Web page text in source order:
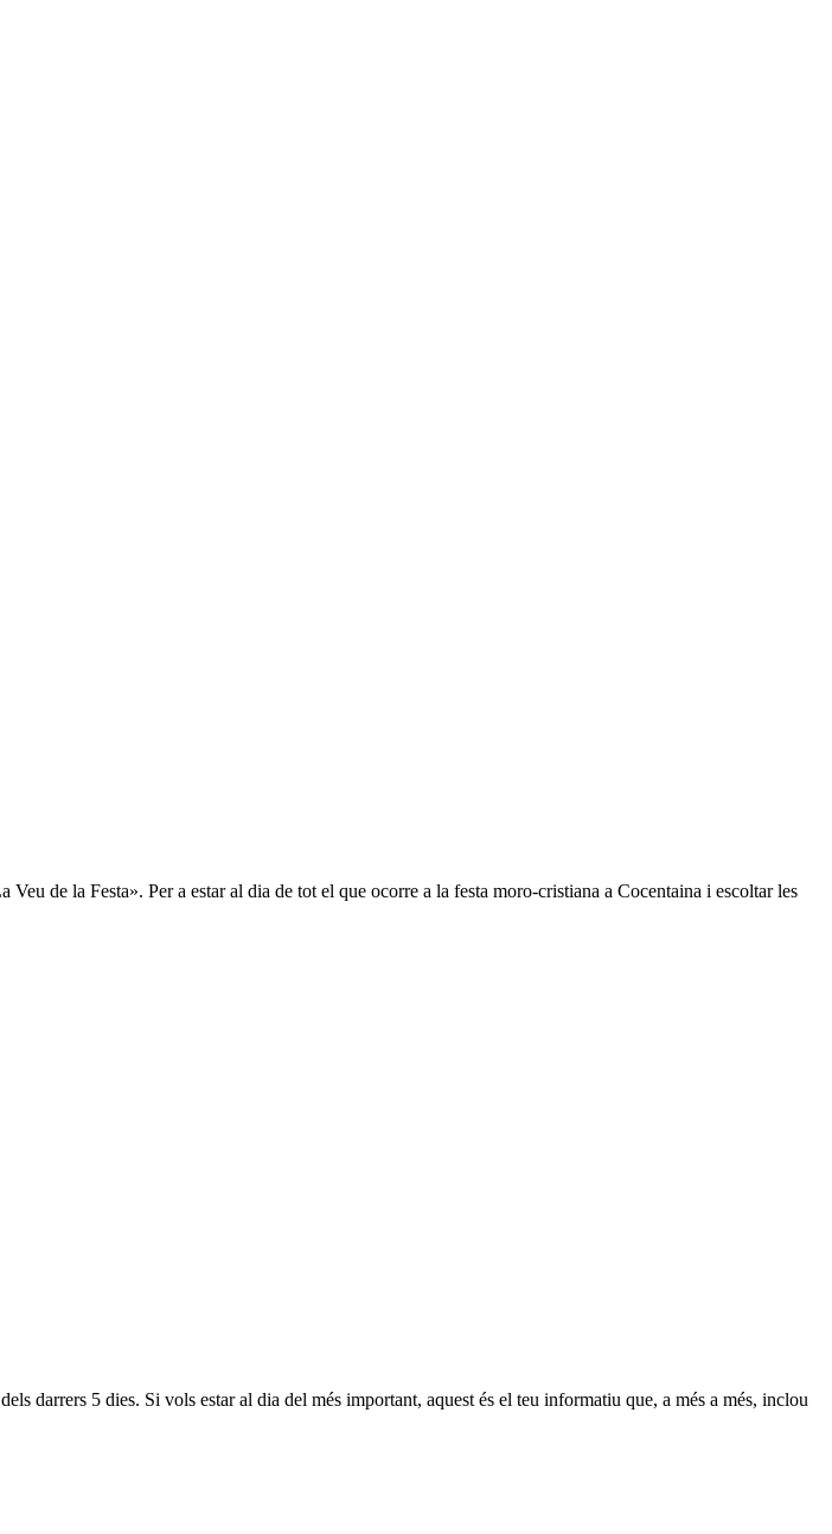
de la Festa». Per a estar al dia de tot el que ocorre a la festa moro-cristiana a Cocentaina i escoltar les
darrers 5 dies. Si vols estar al dia del més important, aquest és el teu informatiu que, a més a més, inclou